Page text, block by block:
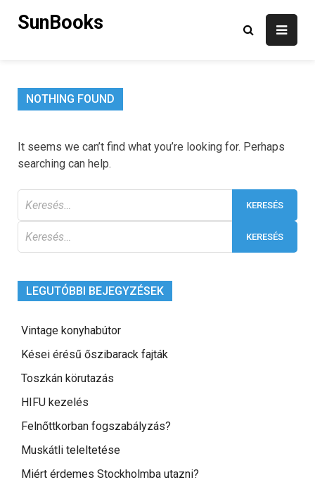
SunBooks
NOTHING FOUND
It seems we can’t find what you’re looking for. Perhaps
searching can help.
LEGUTÓBBI BEJEGYZÉSEK
Vintage konyhabútor
Kései érésű őszibarack fajták
Toszkán körutazás
HIFU kezelés
Felnőttkorban fogszabályzás?
Muskátli teleltetése
Miért érdemes Stockholmba utazni?